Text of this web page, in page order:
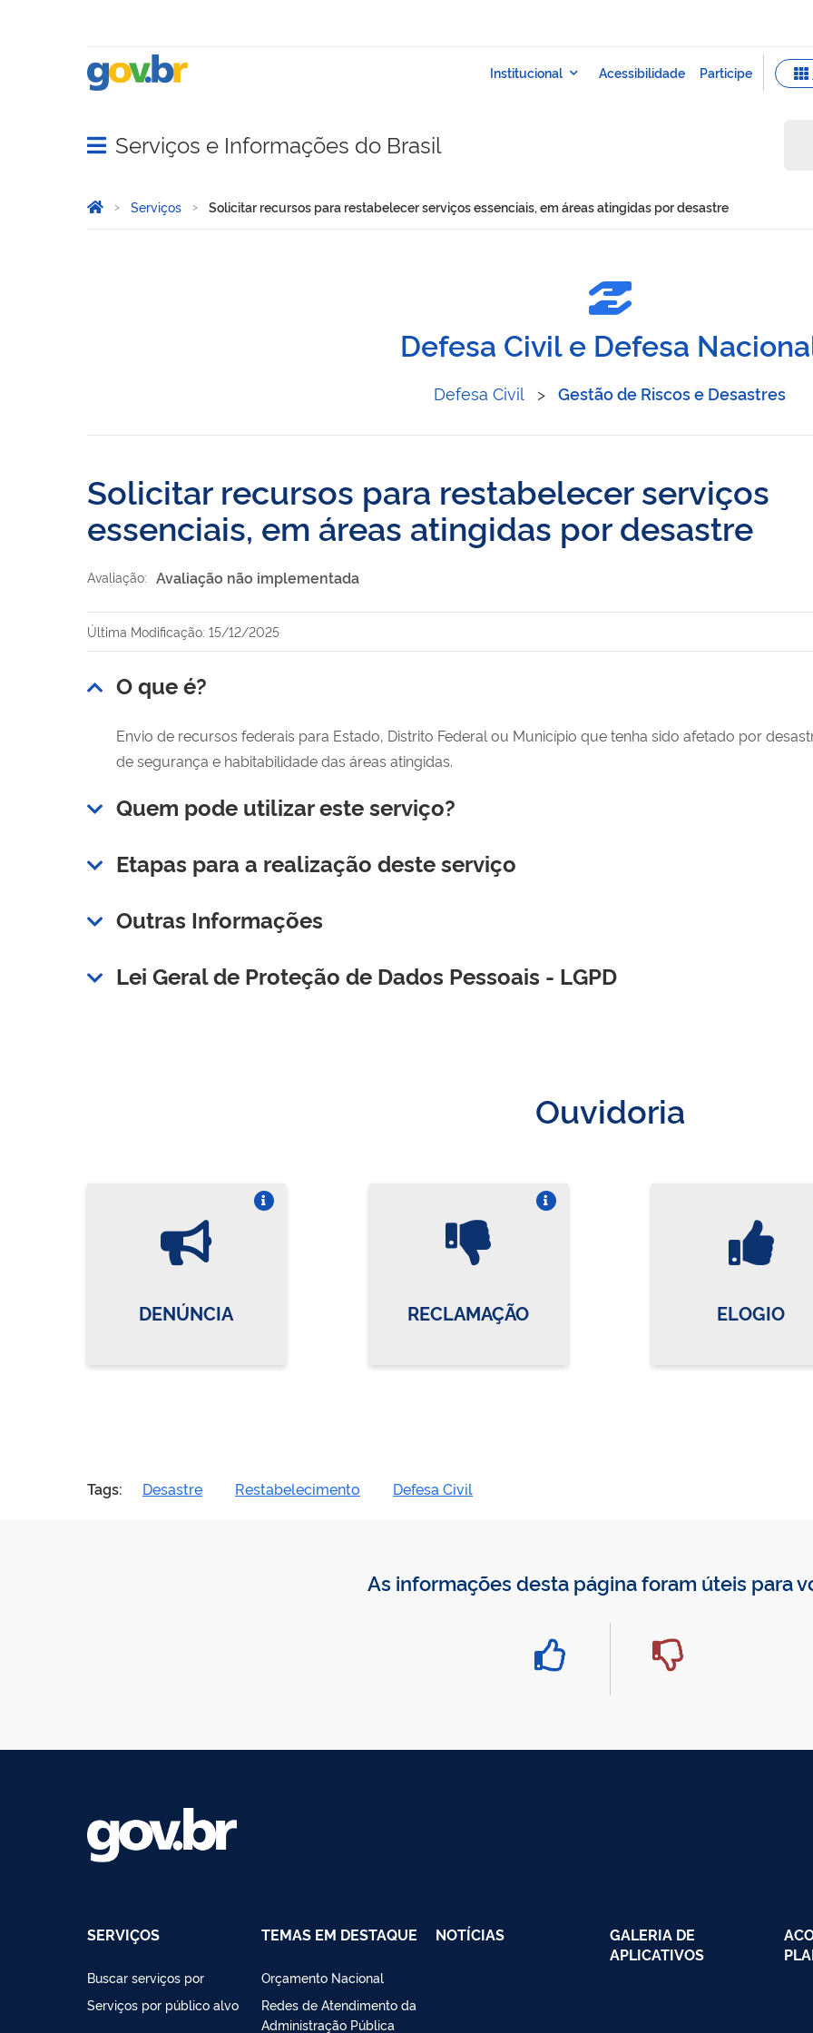
Abrir menu principal de navegação
Serviços e Informações do Brasil
Você está aqui:
Página Inicial
Serviços Solicitar recursos para restabelecer serviços essenciais, em áreas atingidas por desastre
Defesa Civil e Defesa
Defesa Civil > Gestão de Riscos e Desastres
Solicitar recursos para restabelecer serviços
essenciais, em áreas atingidas por desastre
Avaliação: Avaliação não implementada
Última Modificação: 15/12/2025
O que é?
Envio de recursos federais para Estado, Distrito Federal ou Município que tenha sido afetado por
de segurança e habitabilidade das áreas atingidas.
Quem pode utilizar este serviço?
Etapas para a realização deste serviço
Outras Informações
Lei Geral de Proteção de Dados Pessoais - LGPD
Ouvidoria
DENÚNCIA RECLAMAÇÃO ELOGIO
Tags: Desastre Restabelecimento Defesa Civil
As informações desta página foram úteis para
SERVIÇOS
Buscar serviços por
Serviços por público alvo
TEMAS EM DESTAQUE
Orçamento Nacional
Redes de Atendimento da
Administração Pública
NOTÍCIAS
GALERIA DE
APLICATIVOS